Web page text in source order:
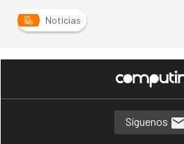
Noticias
Síguenos